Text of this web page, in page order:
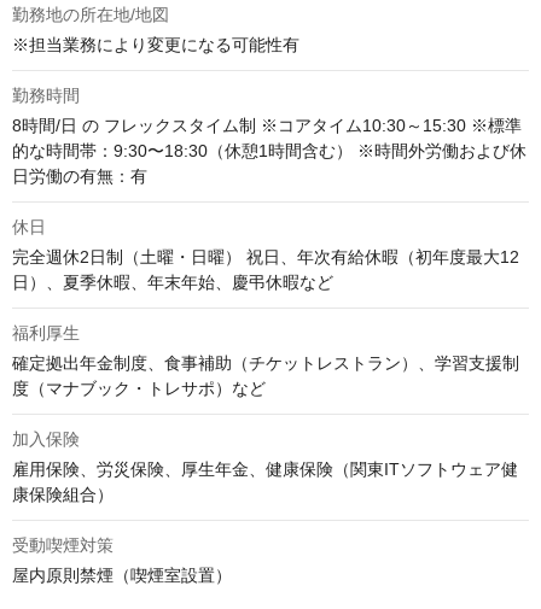
勤務地の所在地/地図
※担当業務により変更になる可能性有
勤務時間
8時間/日 の フレックスタイム制 ※コアタイム10:30～15:30 ※標準
的な時間帯：9:30〜18:30（休憩1時間含む） ※時間外労働および休
日労働の有無：有
休日
完全週休2日制（土曜・日曜） 祝日、年次有給休暇（初年度最大12
日）、夏季休暇、年末年始、慶弔休暇など
福利厚生
確定拠出年金制度、食事補助（チケットレストラン）、学習支援制
度（マナブック・トレサポ）など
加入保険
雇用保険、労災保険、厚生年金、健康保険（関東ITソフトウェア健
康保険組合）
受動喫煙対策
屋内原則禁煙（喫煙室設置）